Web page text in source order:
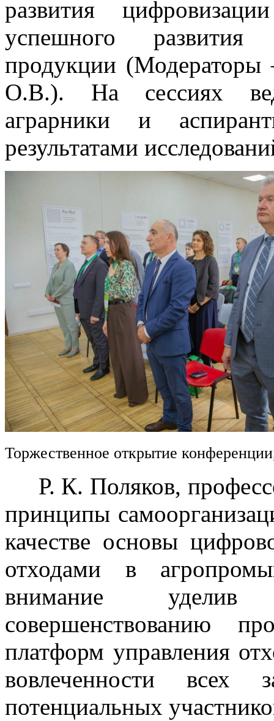
развития
успешного развития
продукции
О.В.). На сессиях
аграрники и
результатами
Торжественное открытие
Р. К. Поляков,
принципы
качестве основы
отходами в
внимание уделив
совершенствованию
платформ управления
вовлеченности всех
потенциальных